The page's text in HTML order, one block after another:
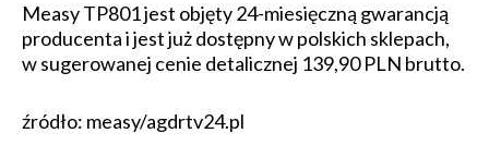
Measy TP801 jest objęty 24-miesięczną gwarancją
producenta i jest już dostępny w polskich sklepach,
w sugerowanej cenie detalicznej 139,90 PLN brutto.
źródło: measy/agdrtv24.pl